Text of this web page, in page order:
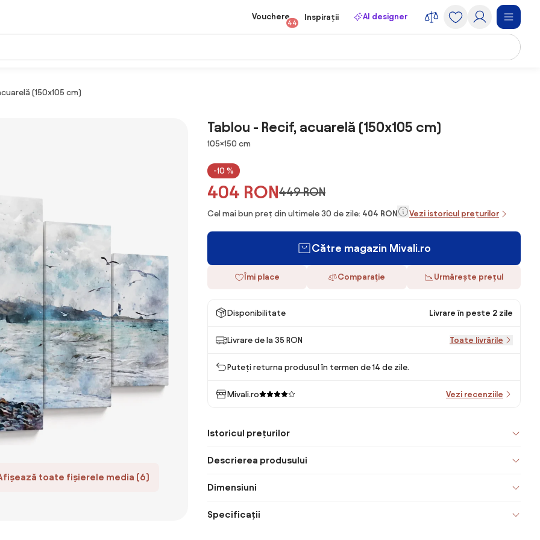
Vouchere
44
Inspirații AI designer
(150x105 cm)
toate fișierele media (6)
Tablou - Recif, acuarelă (150x105 cm)
Dimensiuni
105×150 cm
-10 %
404 RON449 RON
Cel mai bun preț din ultimele 30 de zile: 404 RON Vezi istoricul prețurilor
Către magazin Mivali.ro
Îmi place Comparaţie Urmărește prețul
Disponibilitate Livrare în peste 2 zile
Livrare de la 35 RON Toate livrările
Puteți returna produsul în termen de 14 de zile.
Mivali.ro Vezi recenziile
Istoricul prețurilor
Descrierea produsului
Dimensiuni
Specificații